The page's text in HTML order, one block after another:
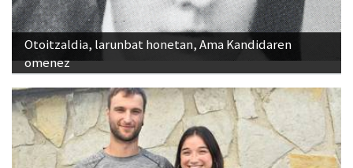
Otoitzaldia, larunbat honetan, Ama Kandidaren
omenez